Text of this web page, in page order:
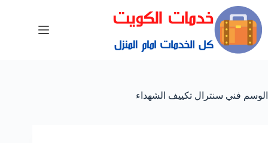
الوسم فني سنترال تكييف الشهداء